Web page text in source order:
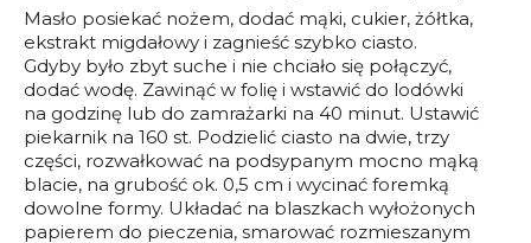
Masło posiekać nożem, dodać mąki, cukier, żółtka,
ekstrakt migdałowy i zagnieść szybko ciasto.
Gdyby było zbyt suche i nie chciało się połączyć,
dodać wodę. Zawinąć w folię i wstawić do lodówki
na godzinę lub do zamrażarki na 40 minut. Ustawić
piekarnik na 160 st. Podzielić ciasto na dwie, trzy
części, rozwałkować na podsypanym mocno mąką
blacie, na grubość ok. 0,5 cm i wycinać foremką
dowolne formy. Układać na blaszkach wyłożonych
papierem do pieczenia, smarować rozmieszanym